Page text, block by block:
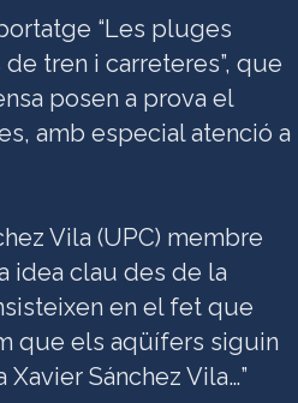
“Les pluges
tren i carreteres”, que
posen a prova el
amb especial atenció a
Vila (UPC) membre
idea clau des de la
en el fet que
que els aqüífers siguin
Sánchez Vila…”